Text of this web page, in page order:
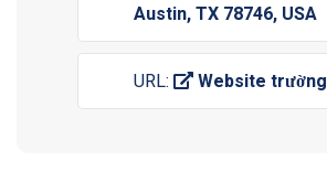
Austin, TX 78746, USA
URL: Website trường